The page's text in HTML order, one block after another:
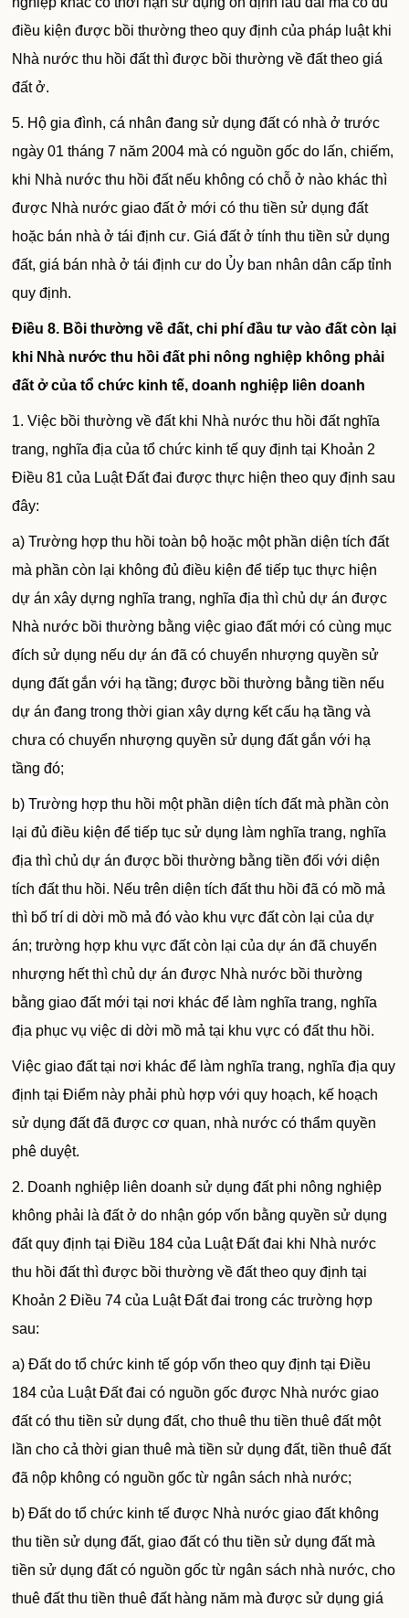
điều kiện được bồi thường theo quy định của pháp luật khi
Nhà nước thu hồi đất thì được bồi thường về đất theo giá
đất ở.
5. Hộ gia đình, cá nhân đang sử dụng đất có nhà ở trước
ngày 01 tháng 7 năm 2004 mà có nguồn gốc do lấn, chiếm,
khi Nhà nước thu hồi đất nếu không có chỗ ở nào khác thì
được Nhà nước giao đất ở mới có thu tiền sử dụng đất
hoặc bán nhà ở tái định cư. Giá đất ở tính thu tiền sử dụng
đất, giá bán nhà ở tái định cư do Ủy ban nhân dân cấp tỉnh
quy định.
Điều 8. Bồi thường về đất, chi phí đầu tư vào đất còn lại
khi Nhà nước thu hồiđất phi nông nghiệp không phải
đất ở của tổ chức kinh tế, doanh nghiệp liên doanh
1. Việc bồi thường về đất khi Nhà nước thu hồi đất nghĩa
trang, nghĩa địa của tổ chức kinh tế quy định tại Khoản 2
Điều 81 của Luật Đất đai được thực hiện theo quy định sau
đây:
a) Trường hợp thu hồi toàn bộ hoặc một phần diện tích đất
mà phần còn lại không đủ điều kiện để tiếp tục thực hiện
dự án xây dựng nghĩa trang, nghĩa địa thì chủ dự án được
Nhà nước bồi thường bằng việc giao đất mới có cùng mục
đích sử dụng nếu dự án đã có chuyển nhượng quyền sử
dụng đất gắn với hạ tầng; được bồi thường bằng tiền nếu
dự án đangtrong thời gian xây dựng kết cấu hạ tầng và
chưa có chuyển nhượng quyền sử dụng đất gắn với hạ
tầng đó;
b) Trường hợp thu hồi một phần diện tích đất mà phần còn
lại đủ điều kiện để tiếp tục sử dụng làm nghĩa trang, nghĩa
địa thì chủ dự án được bồi thường bằng tiền đối với diện
tích đất thu hồi. Nếu trên diện tích đất thu hồi đã có mồ mả
thì bố trí di dời mồ mả đó vào khu vực đất còn lại của dự
án; trường hợp khu vựcđấtcòn lại của dự án đã chuyển
nhượng hết thì chủ dự án được Nhà nước bồi thường
bằng giao đất mới tại nơi khác để làm nghĩa trang, nghĩa
địa phục vụ việc di dời mồ mả tại khu vực có đất thu hồi.
Việc giao đất tại nơi khác để làm nghĩa trang, nghĩa địa quy
định tại Điểm này phải phù hợp với quy hoạch, kế hoạch
sử dụng đất đã được cơ quan, nhà nước có thẩm quyền
phê duyệt.
2. Doanh nghiệp liên doanh sử dụng đất phi nông nghiệp
không phải là đất ở do nhận góp vốn bằng quyền sử dụng
đất quy định tại Điều 184 của Luật Đất đai khi Nhà nước
thu hồi đất thì được bồi thường vềđấttheo quy định tại
Khoản 2 Điều 74 của Luật Đất đai trong các trường hợp
sau:
a) Đất do tổ chức kinh tế góp vốn theo quy định tại Điều
184 của Luật Đất đai có nguồn gốc được Nhà nước giao
đất có thu tiền sử dụng đất, cho thuê thu tiền thuê đất một
lần cho cả thời gian thuê mà tiền sử dụng đất, tiền thuê đất
đã nộp không có nguồn gốc từ ngân sách nhà nước;
b) Đất do tổ chức kinh tế được Nhà nước giao đất không
thu tiền sử dụng đất, giao đất có thu tiền sử dụng đất mà
tiền sử dụng đất có nguồn gốc từ ngân sách nhà nước, cho
thuê đất thu tiền thuê đất hàng năm mà được sử dụng giá